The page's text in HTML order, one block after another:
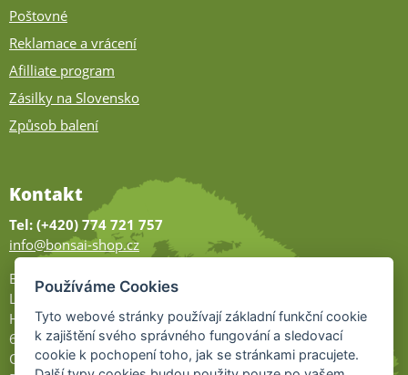
Poštovné
Reklamace a vrácení
Afilliate program
Zásilky na Slovensko
Způsob balení
Kontakt
Tel: (+420) 774 721 757
info@bonsai-shop.cz
Bonsai-shop
Legionářů 2
Hodonín
695 01
Otevřeno:
Používáme Cookies
Tyto webové stránky používají základní funkční cookie
k zajištění svého správného fungování a sledovací
cookie k pochopení toho, jak se stránkami pracujete.